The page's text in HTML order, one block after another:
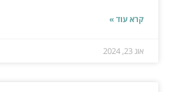
קרא עוד »
אוג 23, 2024